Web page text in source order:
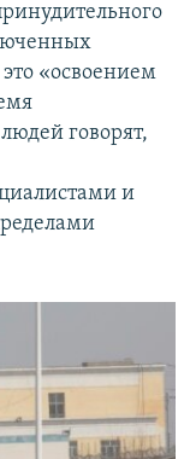
«освоением
говорят,
и